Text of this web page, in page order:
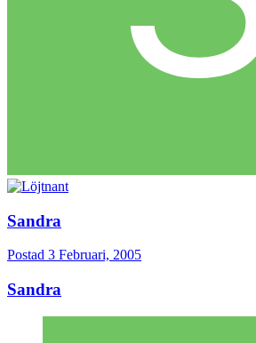
Sandra
Postad 3 Februari, 2005
Sandra